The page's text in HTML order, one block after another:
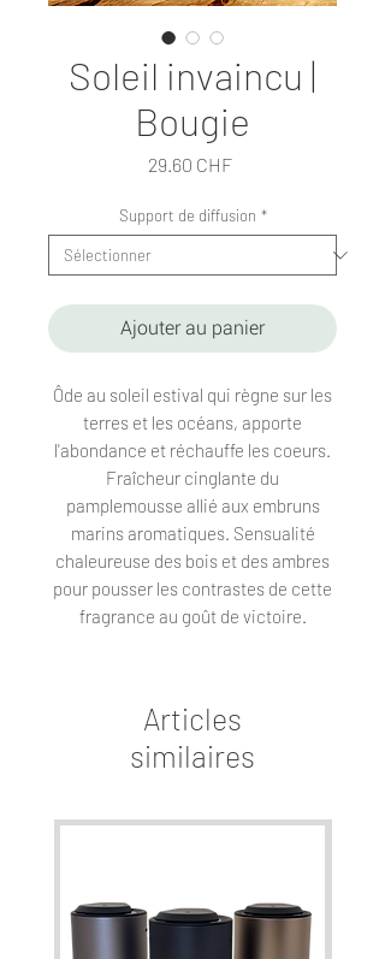
Soleil invaincu |
Bougie
29.60 CHFPrix
Support de diffusion *
Ajouter au panier
Ôde au soleil estival qui règne sur les
terres et les océans, apporte
l'abondance et réchauffe les coeurs.
Fraîcheur cinglante du
pamplemousse allié aux embruns
marins aromatiques. Sensualité
chaleureuse des bois et des ambres
pour pousser les contrastes de cette
fragrance au goût de victoire.
Articles
similaires